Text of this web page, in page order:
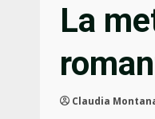
La
Claudia